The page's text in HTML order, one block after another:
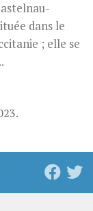
dans le
; elle se
.